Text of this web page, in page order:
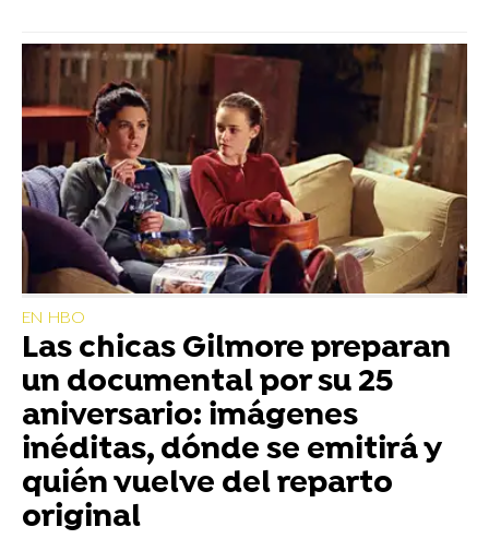
EN HBO
Las chicas Gilmore preparan
un documental por su 25
aniversario: imágenes
inéditas, dónde se emitirá y
quién vuelve del reparto
original